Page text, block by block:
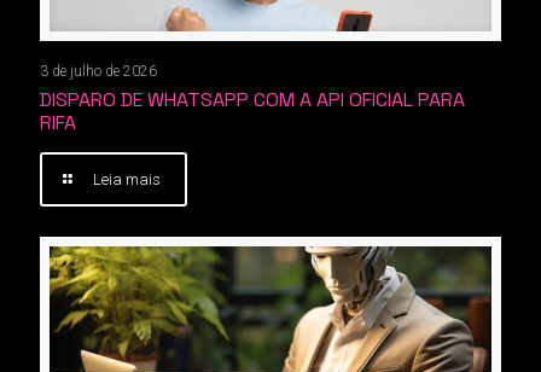
3 de julho de 2026
DISPARO DE WHATSAPP COM A API OFICIAL PARA
RIFA
Leia mais